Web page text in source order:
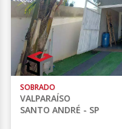
SOBRADO
VALPARAÍSO
SANTO ANDRÉ - SP